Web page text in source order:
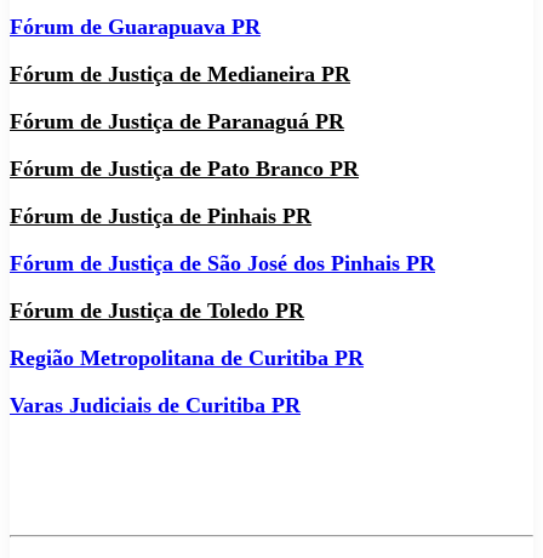
Fórum de Guarapuava PR
Fórum de Justiça de Medianeira PR
Fórum de Justiça de Paranaguá PR
Fórum de Justiça de Pato Branco PR
Fórum de Justiça de Pinhais PR
Fórum de Justiça de São José dos Pinhais PR
Fórum de Justiça de Toledo PR
Região Metropolitana de Curitiba PR
Varas Judiciais de Curitiba PR